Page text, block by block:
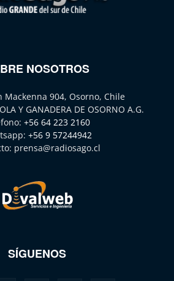
NOSOTROS
Mackenna 904, Osorno, Chile
Y GANADERA DE OSORNO A.G.
+56 64 223 2160
+56 9 57244942
prensa@radiosago.cl
SÍGUENOS